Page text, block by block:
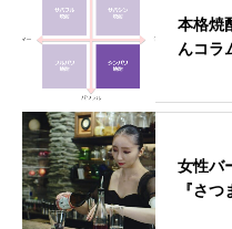
本格焼
んコラ
女性バ
『さ